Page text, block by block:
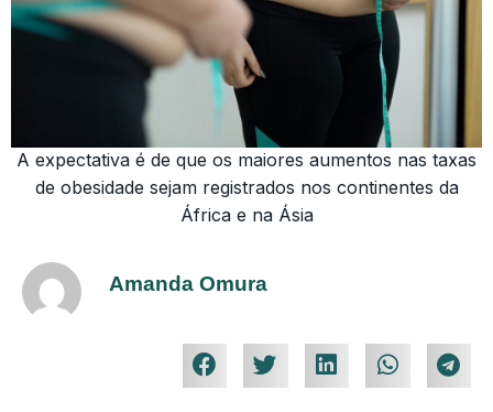
A expectativa é de que os maiores aumentos nas taxas
de obesidade sejam registrados nos continentes da
África e na Ásia
Amanda Omura